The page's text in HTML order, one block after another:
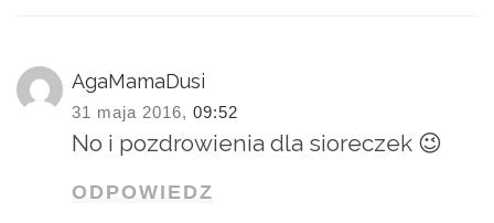
AgaMamaDusi
31 maja 2016, 09:52
No i pozdrowienia dla sioreczek 😉
ODPOWIEDZ